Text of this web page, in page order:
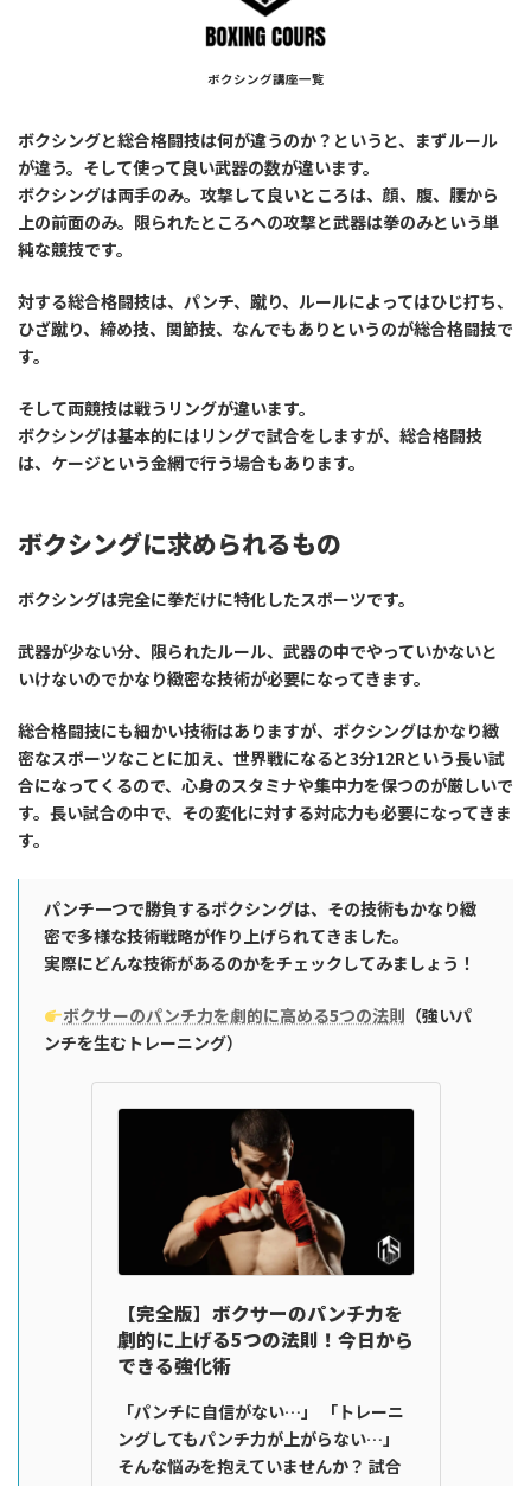
ボクシング講座一覧
ボクシングと総合格闘技は何が違うのか？というと、まずルール
が違う。そして使って良い武器の数が違います。
ボクシングは両手のみ。攻撃して良いところは、顔、腹、腰から
上の前面のみ。限られたところへの攻撃と武器は拳のみという単
純な競技です。
対する総合格闘技は、パンチ、蹴り、ルールによってはひじ打ち、
ひざ蹴り、締め技、関節技、なんでもありというのが総合格闘技で
す。
そして両競技は戦うリングが違います。
ボクシングは基本的にはリングで試合をしますが、総合格闘技
は、ケージという金網で行う場合もあります。
ボクシングに求められるもの
ボクシングは完全に拳だけに特化したスポーツです。
武器が少ない分、限られたルール、武器の中でやっていかないと
いけないのでかなり緻密な技術が必要になってきます。
総合格闘技にも細かい技術はありますが、ボクシングはかなり緻
密なスポーツなことに加え、世界戦になると3分12Rという長い試
合になってくるので、心身のスタミナや集中力を保つのが厳しいで
す。長い試合の中で、その変化に対する対応力も必要になってきま
す。
パンチ一つで勝負するボクシングは、その技術もかなり緻
密で多様な技術戦略が作り上げられてきました。
実際にどんな技術があるのかをチェックしてみましょう！
ボクサーのパンチ力を劇的に高める5つの法則 （強いパ
ンチを生むトレーニング）
【完全版】ボクサーのパンチ力を
劇的に上げる5つの法則！今日から
できる強化術
「パンチに自信がない…」 「トレーニ
ングしてもパンチ力が上がらない…」
そんな悩みを抱えていませんか？ 試合